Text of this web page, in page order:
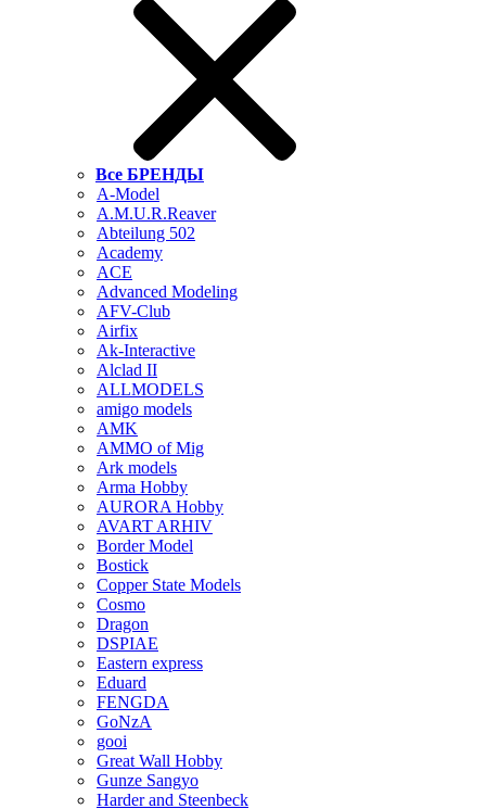
Все БРЕНДЫ
A-Model
A.M.U.R.Reaver
Abteilung 502
Academy
ACE
Advanced Modeling
AFV-Club
Airfix
Ak-Interactive
Alclad II
ALLMODELS
amigo models
AMK
AMMO of Mig
Ark models
Arma Hobby
AURORA Hobby
AVART ARHIV
Border Model
Bostick
Copper State Models
Cosmo
Dragon
DSPIAE
Eastern express
Eduard
FENGDA
GoNzA
gooi
Great Wall Hobby
Gunze Sangyo
Harder and Steenbeck